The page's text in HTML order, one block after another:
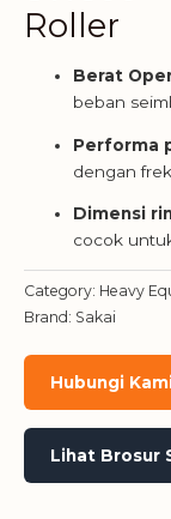
Roller
Berat
beban
Performa
dengan
Dimensi
cocok
Category: Heavy
Brand: Sakai
Hubungi
Lihat Brosur